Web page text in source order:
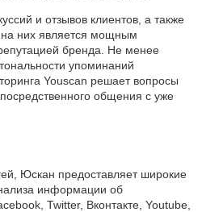
и отзывов клиентов, а также
на них является мощным
бренда. Не менее
упоминаний
Youscan решает вопросы
общения с уже
Юскан предоставляет широкие
информации об
Twitter, Вконтакте, Youtube,